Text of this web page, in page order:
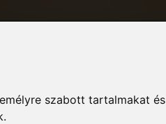
szabott tartalmakat és
– Megszokott arculattal.